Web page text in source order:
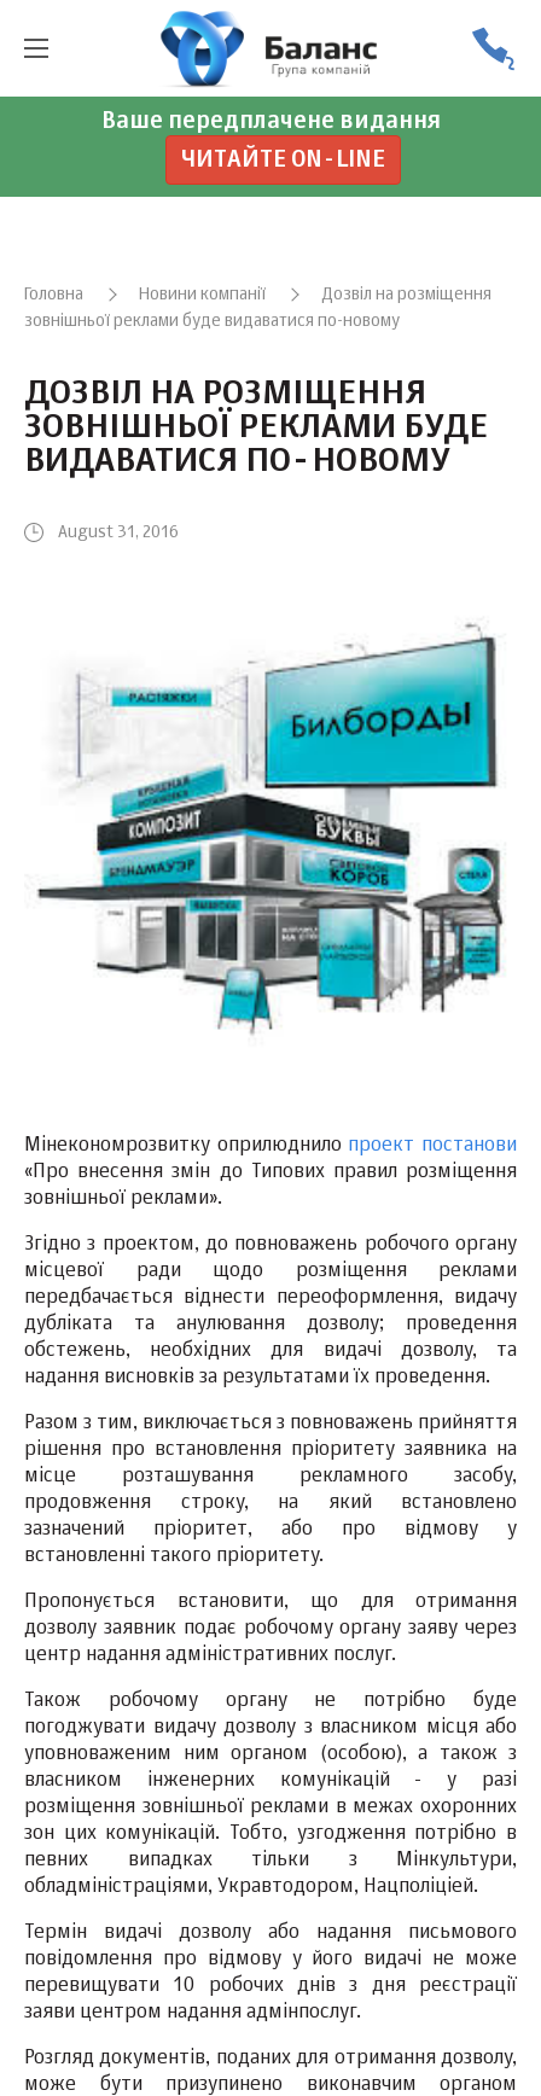
Ваше передплачене видання
ЧИТАЙТЕ ON-LINE
Головна Новини компанії
Дозвіл на розміщення
зовнішньої реклами буде видаватися по-новому
ДОЗВІЛ НА РОЗМІЩЕННЯ
ЗОВНІШНЬОЇ РЕКЛАМИ БУДЕ
ВИДАВАТИСЯ ПО-НОВОМУ
August 31, 2016
Мінекономрозвитку оприлюднило проект постанови
«Про внесення змін до Типових правил розміщення
зовнішньої реклами».
Згідно з проектом, до повноважень робочого органу
місцевої ради щодо розміщення реклами
передбачається віднести переоформлення, видачу
дубліката та анулювання дозволу; проведення
обстежень, необхідних для видачі дозволу, та
надання висновків за результатами їх проведення.
Разом з тим, виключається з повноважень прийняття
рішення про встановлення пріоритету заявника на
місце розташування рекламного засобу,
продовження строку, на який встановлено
зазначений пріоритет, або про відмову у
встановленні такого пріоритету.
Пропонується встановити, що для отримання
дозволу заявник подає робочому органу заяву через
центр надання адміністративних послуг.
Також робочому органу не потрібно буде
погоджувати видачу дозволу з власником місця або
уповноваженим ним органом (особою), а також з
власником інженерних комунікацій - у разі
розміщення зовнішньої реклами в межах охоронних
зон цих комунікацій. Тобто, узгодження потрібно в
певних випадках тільки з Мінкультури,
обладміністраціями, Укравтодором, Нацполіціей.
Термін видачі дозволу або надання письмового
повідомлення про відмову у його видачі не може
перевищувати 10 робочих днів з дня реєстрації
заяви центром надання адмінпослуг.
Розгляд документів, поданих для отримання дозволу,
може бути призупинено виконавчим органом